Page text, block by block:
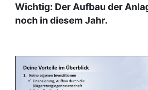
Wichtig: Der Aufbau der
noch in diesem Jahr.